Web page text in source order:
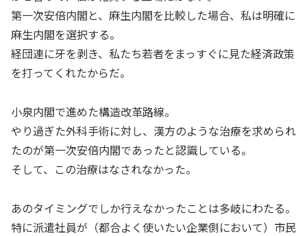
第一次安倍内閣と、麻生内閣を比較した場合、私は明確に
麻生内閣を選択する。
経団連に牙を剥き、私たち若者をまっすぐに見た経済政策
を打ってくれたからだ。
小泉内閣で進めた構造改革路線。
やり過ぎた外科手術に対し、漢方のような治療を求められ
たのが第一次安倍内閣であったと認識している。
そして、この治療はなされなかった。
あのタイミングでしか行えなかったことは多岐にわたる。
特に派遣社員が（都合よく使いたい企業側において）市民